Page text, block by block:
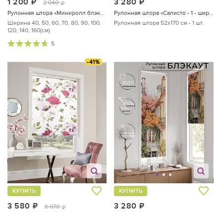
2 040 руб.
Рулонная штора «Миниролл блэкаут Акварельные цветы - ширина 80 см.»
Ширина 40, 50, 60, 70, 80, 90, 100,
120, 140, 160(см)
5
Рулонная штора «Салисто - 1 - ширина 52 см»
Рулонная штора 52х170 см - 1 шт.
-41%
3 580 руб.
6 070 руб.
КУПИТЬ
3 280
КУПИТЬ